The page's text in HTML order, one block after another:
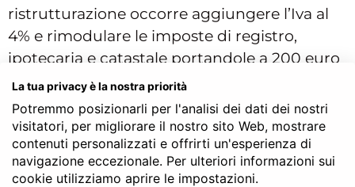
ristrutturazione occorre aggiungere l’Iva al
4% e rimodulare le imposte di registro,
ipotecaria e catastale portandole a 200 euro
l’una.
Le spese notarili sostenute per la stipula del
rogitod’acquisto non sono detraibili, al
contrario dell’onorario relativo all’atto di
mutuoprima casa.
La tua privacy è la nostra priorità
Potremmo posizionarli per l'analisi dei dati dei nostri
visitatori, per migliorare il nostro sito Web, mostrare
contenuti personalizzati e offrirti un'esperienza di
navigazione eccezionale. Per ulteriori informazioni sui
cookie utilizziamo aprire le impostazioni.